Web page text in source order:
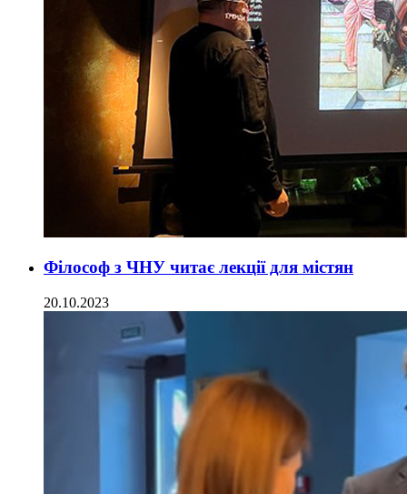
Філософ з ЧНУ читає лекції для містян
20.10.2023